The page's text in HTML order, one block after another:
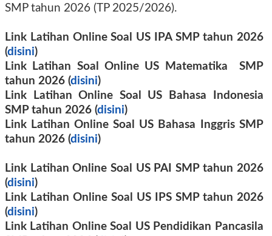
SMP tahun 2026 (TP 2025/2026).
Link Latihan Online Soal US IPA SMP tahun 2026
(disini)
Link Latihan Soal Online US Matematika SMP
tahun 2026 (disini)
Link Latihan Online Soal US Bahasa Indonesia
SMP tahun 2026 (disini)
Link Latihan Online Soal US Bahasa Inggris SMP
tahun 2026 (disini)
Link Latihan Online Soal US PAI SMP tahun 2026
(disini)
Link Latihan Online Soal US IPS SMP tahun 2026
(disini)
Link Latihan Online Soal US Pendidikan Pancasila